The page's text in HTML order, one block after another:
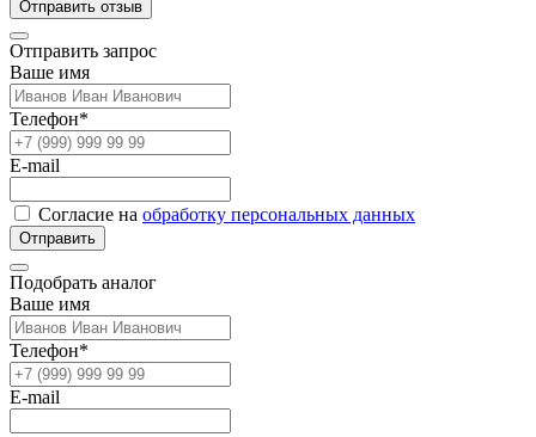
Отправить отзыв
Отправить запрос
Ваше имя
Телефон*
E-mail
Согласие на обработку персональных данных
Отправить
Подобрать аналог
Ваше имя
Телефон*
E-mail